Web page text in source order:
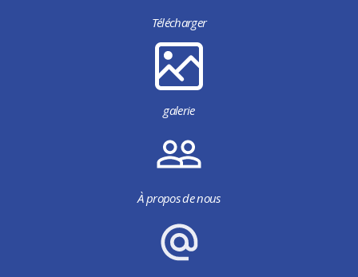
Télécharger
galerie
À propos de nous